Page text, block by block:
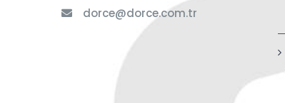
dorce@dorce.com.tr